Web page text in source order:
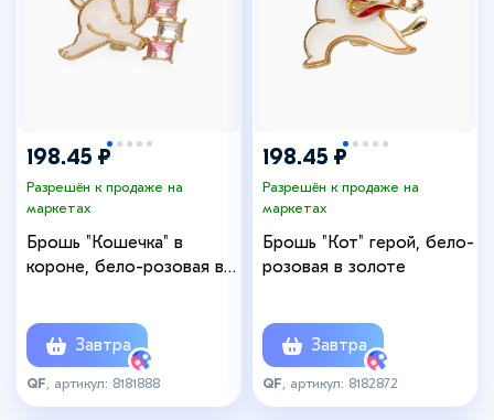
198.45 ₽
Разрешён к продаже на
маркетах
Брошь "Кошечка" в
короне, бело-розовая в
Завтра
QF , артикул: 8181888
198.45 ₽
Разрешён к продаже на
маркетах
Брошь "Кот" герой, бело-
розовая в золоте
Завтра
QF , артикул: 8182872